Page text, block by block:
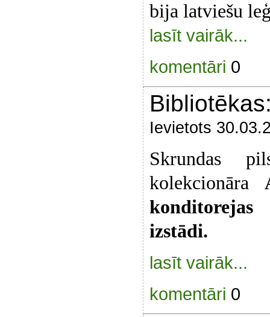
bija latviešu
lasīt vairāk...
komentāri 0
Ievietots
Skrundas
kolekcionāra
izstādi.
lasīt vairāk...
komentāri 0